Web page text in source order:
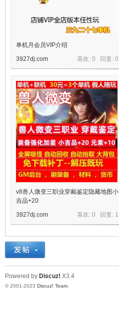
淘
单机月会员VIP介绍
喜欢: 0 回复: 0
3927dj.com
v8兽人微变三职业穿戴鉴定隐藏地图小
吉品+20
喜欢: 0 回复: 1
3927dj.com
Powered by Discuz! X3.4
© 2001-2023 Discuz! Team.